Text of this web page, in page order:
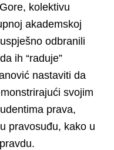
kolektivu
akademskoj
odbranili
ih “raduje”
nastaviti da
svojim
prava,
pravosuđu, kako u